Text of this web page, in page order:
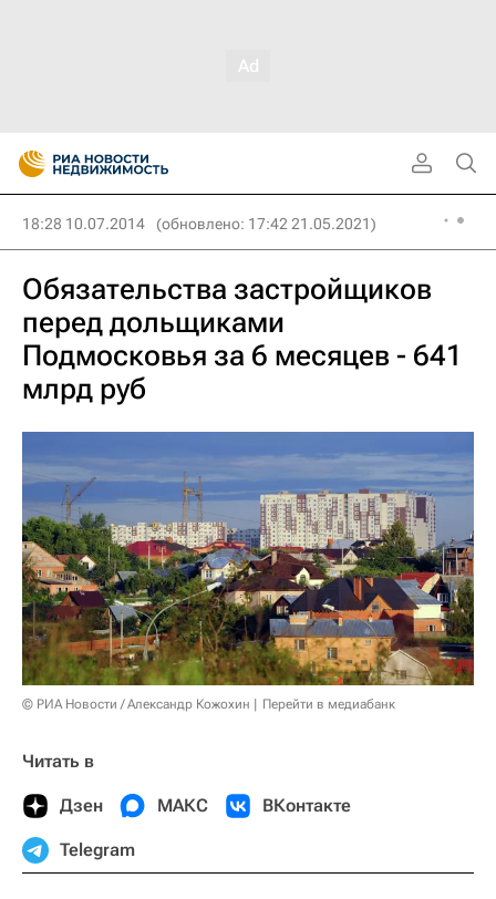
18:28 10.07.2014 (обновлено: 17:42 21.05.2021)
Обязательства застройщиков
перед дольщиками
Подмосковья за 6 месяцев - 641
млрд руб
© РИА Новости / Александр Кожохин Перейти в медиабанк
Читать в
Дзен МАКС ВКонтакте
Telegram